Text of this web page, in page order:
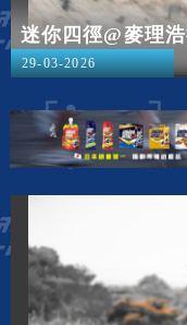
迷你四徑@麥理
29-03-2026